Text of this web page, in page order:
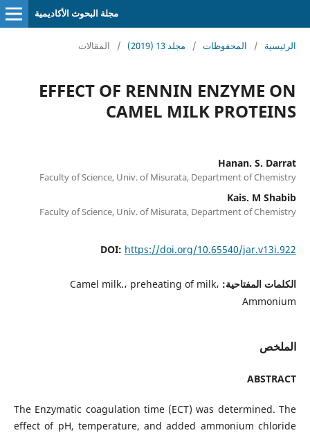
مجلة البحوث الأكاديمية
الرئيسية / المحفوظات / مجلد 13 (2019) / المقالات
EFFECT OF RENNIN ENZYME ON
CAMEL MILK PROTEINS
Hanan. S. Darrat
Faculty of Science, Univ. of Misurata, Department of Chemistry
Kais. M Shabib
Faculty of Science, Univ. of Misurata, Department of Chemistry
DOI: https://doi.org/10.65540/jar.v13i.922
الكلمات المفتاحية: Camel milk.، preheating of milk،
Ammonium
الملخص
ABSTRACT
The Enzymatic coagulation time (ECT) was determined. The
effect of pH, temperature, and added ammonium chloride